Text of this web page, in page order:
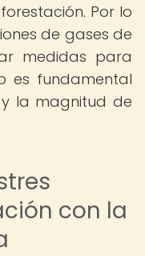
Por lo
de gases de
medidas para
es fundamental
la magnitud de
con la